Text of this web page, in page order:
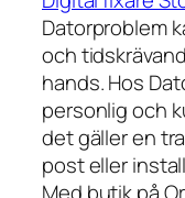
Datorproblem
och
hands. Hos
personlig och
det gäller en
post eller